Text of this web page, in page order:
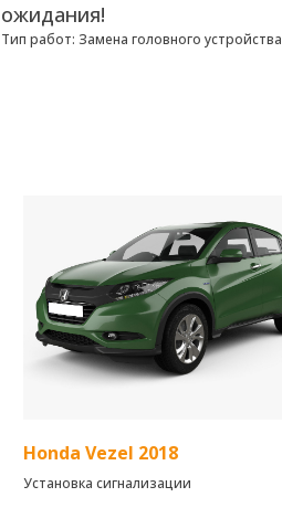
ожидания!
Тип работ: Замена головного устройства
Honda Vezel 2018
Установка сигнализации